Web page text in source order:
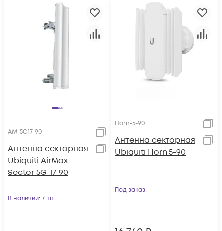
AM-5G17-90
Антенна секторная
Ubiquiti AirMax
Sector 5G-17-90
В наличии: 7 шт
Horn-5-90
Антенна секторная
Ubiquiti Horn 5-90
Под заказ